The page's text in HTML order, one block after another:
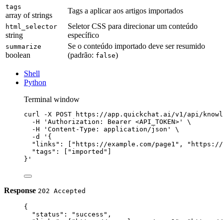
tags
array of strings
Tags a aplicar aos artigos importados
html_selector
string
Seletor CSS para direcionar um conteúdo
específico
summarize
boolean
Se o conteúdo importado deve ser resumido
(padrão: false)
Shell
Python
Terminal window
curl -X POST
https://app.quickchat.ai/v1/api/
-H
'Authorization: Bearer <API_TOKEN>'
\
-H
'Content-Type: application/json'
\
-d
'{
"links": ["https://example.com/page1", "https://
"tags": ["imported"]
}'
Response 202 Accepted
{
"status" : "success" ,